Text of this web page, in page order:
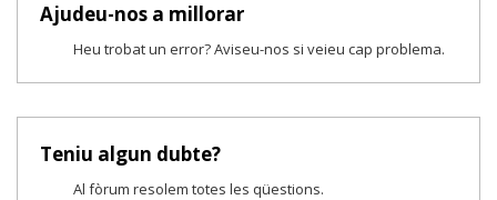
Ajudeu-nos a millorar
Heu trobat un error? Aviseu-nos si veieu cap problema.
Teniu algun dubte?
Al fòrum resolem totes les qüestions.